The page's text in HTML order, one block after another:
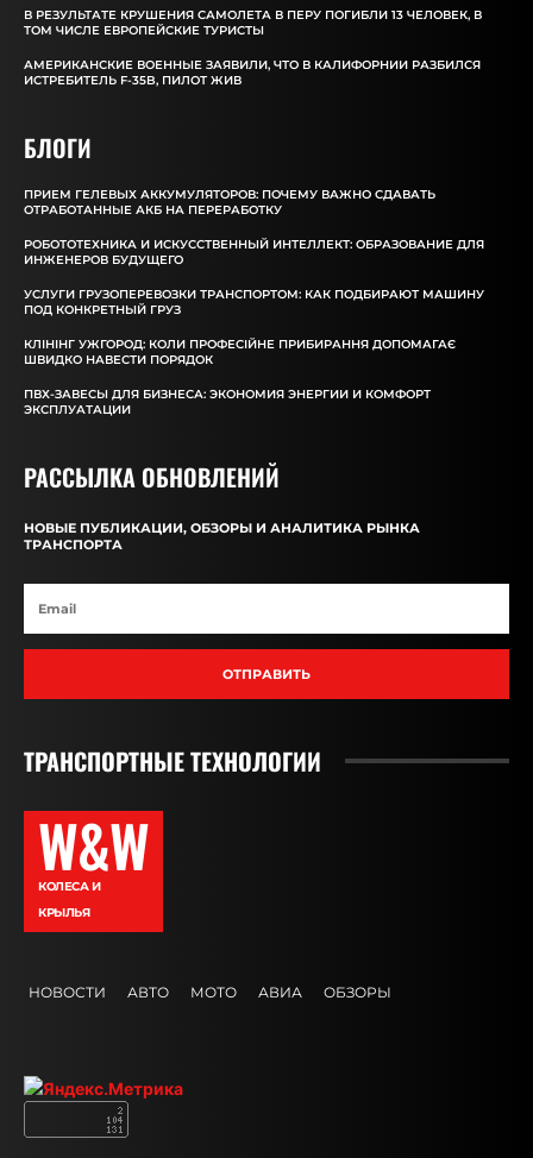
В РЕЗУЛЬТАТЕ КРУШЕНИЯ САМОЛЕТА В ПЕРУ ПОГИБЛИ 13 ЧЕЛОВЕК, В
ТОМ ЧИСЛЕ ЕВРОПЕЙСКИЕ ТУРИСТЫ
АМЕРИКАНСКИЕ ВОЕННЫЕ ЗАЯВИЛИ, ЧТО В КАЛИФОРНИИ РАЗБИЛСЯ
ИСТРЕБИТЕЛЬ F-35B, ПИЛОТ ЖИВ
БЛОГИ
ПРИЕМ ГЕЛЕВЫХ АККУМУЛЯТОРОВ: ПОЧЕМУ ВАЖНО СДАВАТЬ
ОТРАБОТАННЫЕ АКБ НА ПЕРЕРАБОТКУ
РОБОТОТЕХНИКА И ИСКУССТВЕННЫЙ ИНТЕЛЛЕКТ: ОБРАЗОВАНИЕ ДЛЯ
ИНЖЕНЕРОВ БУДУЩЕГО
УСЛУГИ ГРУЗОПЕРЕВОЗКИ ТРАНСПОРТОМ: КАК ПОДБИРАЮТ МАШИНУ
ПОД КОНКРЕТНЫЙ ГРУЗ
КЛІНІНГ УЖГОРОД: КОЛИ ПРОФЕСІЙНЕ ПРИБИРАННЯ ДОПОМАГАЄ
ШВИДКО НАВЕСТИ ПОРЯДОК
ПВХ-ЗАВЕСЫ ДЛЯ БИЗНЕСА: ЭКОНОМИЯ ЭНЕРГИИ И КОМФОРТ
ЭКСПЛУАТАЦИИ
РАССЫЛКА ОБНОВЛЕНИЙ
НОВЫЕ ПУБЛИКАЦИИ, ОБЗОРЫ И АНАЛИТИКА РЫНКА
ТРАНСПОРТА
ОТПРАВИТЬ
ТРАНСПОРТНЫЕ ТЕХНОЛОГИИ
W&W
КОЛЕСА И
КРЫЛЬЯ
НОВОСТИ АВТО МОТО АВИА ОБЗОРЫ